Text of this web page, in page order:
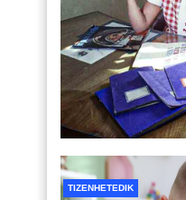
TIZENHETEDIK